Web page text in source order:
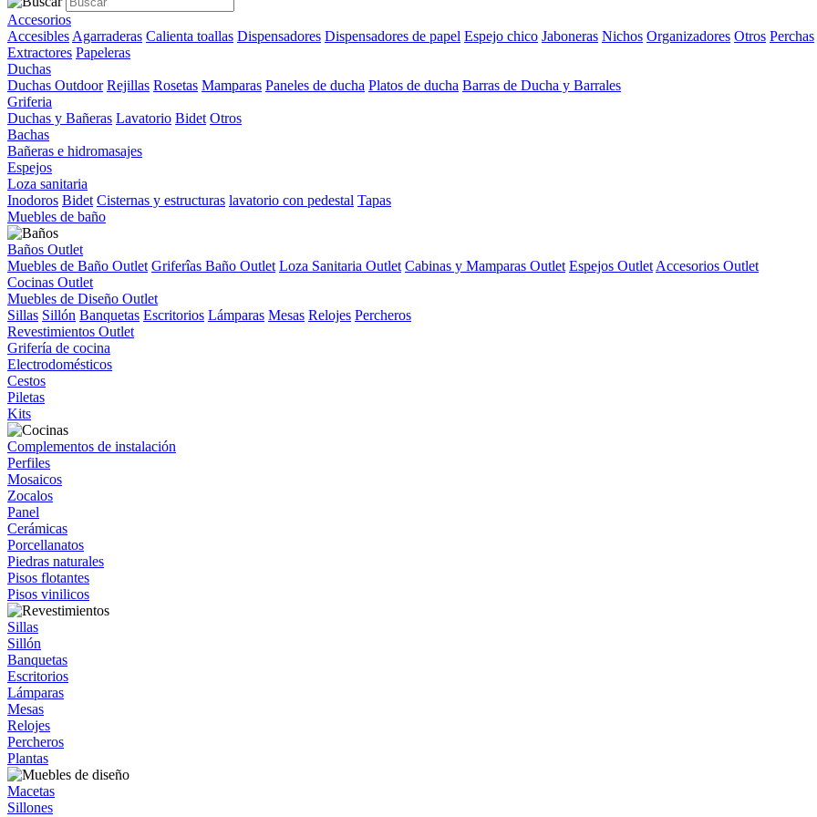
Accesorios
Accesibles Agarraderas Calienta toallas Dispensadores Dispensadores de papel Espejo chico Jaboneras Nichos Organizadores Otros Perchas
Extractores Papeleras
Duchas
Duchas Outdoor Rejillas Rosetas Mamparas Paneles de ducha Platos de ducha Barras de Ducha y Barrales
Griferia
Duchas y Bañeras Lavatorio Bidet Otros
Bachas
Bañeras e hidromasajes
Espejos
Loza sanitaria
Inodoros Bidet Cisternas y estructuras lavatorio con pedestal Tapas
Muebles de baño
Baños Outlet
Muebles de Baño Outlet Griferîas Baño Outlet Loza Sanitaria Outlet Cabinas y Mamparas Outlet Espejos Outlet Accesorios Outlet
Cocinas Outlet
Muebles de Diseño Outlet
Sillas Sillón Banquetas Escritorios Lámparas Mesas Relojes Percheros
Revestimientos Outlet
Grifería de cocina
Electrodomésticos
Cestos
Piletas
Kits
Complementos de instalación
Perfiles
Mosaicos
Zocalos
Panel
Cerámicas
Porcellanatos
Piedras naturales
Pisos flotantes
Pisos vinilicos
Sillas
Sillón
Banquetas
Escritorios
Lámparas
Mesas
Relojes
Percheros
Plantas
Macetas
Sillones